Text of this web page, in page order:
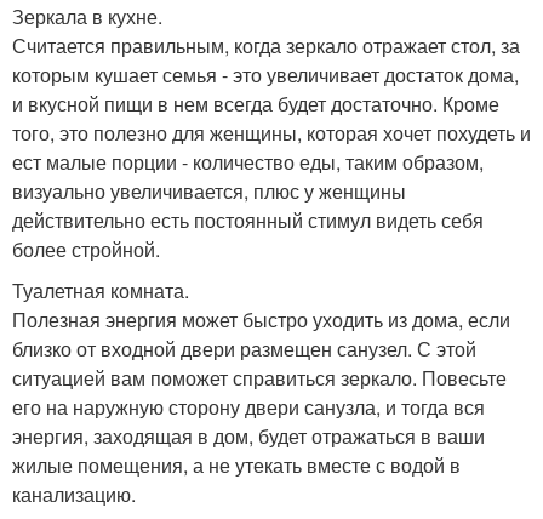
Зеркала в кухне.
Считается правильным, когда зеркало отражает стол, за
которым кушает семья - это увеличивает достаток дома,
и вкусной пищи в нем всегда будет достаточно. Кроме
того, это полезно для женщины, которая хочет похудеть и
ест малые порции - количество еды, таким образом,
визуально увеличивается, плюс у женщины
действительно есть постоянный стимул видеть себя
более стройной.
Туалетная комната.
Полезная энергия может быстро уходить из дома, если
близко от входной двери размещен санузел. С этой
ситуацией вам поможет справиться зеркало. Повесьте
его на наружную сторону двери санузла, и тогда вся
энергия, заходящая в дом, будет отражаться в ваши
жилые помещения, а не утекать вместе с водой в
канализацию.